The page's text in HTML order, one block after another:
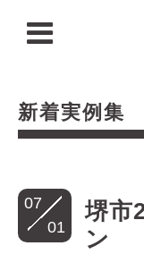
新着実例集
07
01
堺市